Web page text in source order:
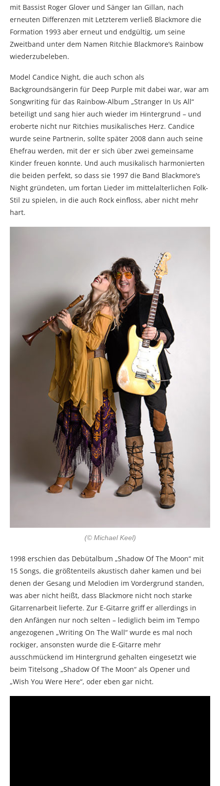
mit Bassist Roger Glover und Sänger Ian Gillan, nach
erneuten Differenzen mit Letzterem verließ Blackmore die
Formation 1993 aber erneut und endgültig, um seine
Zweitband unter dem Namen Ritchie Blackmore’s Rainbow
wiederzubeleben.
Model Candice Night, die auch schon als
Backgroundsängerin für Deep Purple mit dabei war, war am
Songwriting für das Rainbow-Album „Stranger In Us All“
beteiligt und sang hier auch wieder im Hintergrund – und
eroberte nicht nur Ritchies musikalisches Herz. Candice
wurde seine Partnerin, sollte später 2008 dann auch seine
Ehefrau werden, mit der er sich über zwei gemeinsame
Kinder freuen konnte. Und auch musikalisch harmonierten
die beiden perfekt, so dass sie 1997 die Band Blackmore’s
Night gründeten, um fortan Lieder im mittelalterlichen Folk-
Stil zu spielen, in die auch Rock einfloss, aber nicht mehr
hart.
(© Michael Keel)
1998 erschien das Debütalbum „Shadow Of The Moon“ mit
15 Songs, die größtenteils akustisch daher kamen und bei
denen der Gesang und Melodien im Vordergrund standen,
was aber nicht heißt, dass Blackmore nicht noch starke
Gitarrenarbeit lieferte. Zur E-Gitarre griff er allerdings in
den Anfängen nur noch selten – lediglich beim im Tempo
angezogenen „Writing On The Wall“ wurde es mal noch
rockiger, ansonsten wurde die E-Gitarre mehr
ausschmückend im Hintergrund gehalten eingesetzt wie
beim Titelsong „Shadow Of The Moon“ als Opener und
„Wish You Were Here“, oder eben gar nicht.